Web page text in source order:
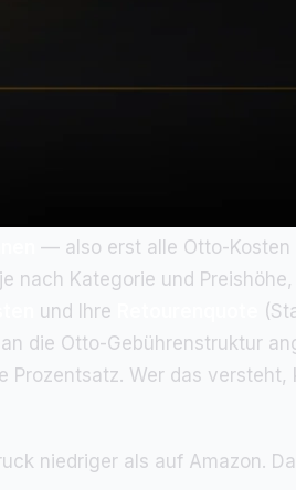
— also erst alle Otto-Kosten
je nach Kategorie und
und Ihre
die Otto-Gebührenstruktur
Wer das versteht,
niedriger als auf Amazon.